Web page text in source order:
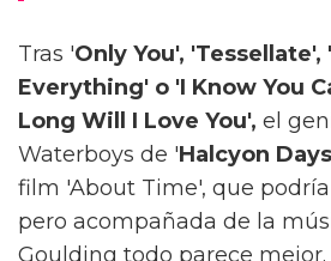
Tras 'Only You', 'Tessellate',
Everything' o 'I Know You
Long Will I Love You', el
Waterboys de 'Halcyon
film 'About Time', que
pero acompañada de la
Goulding todo parece mejor.